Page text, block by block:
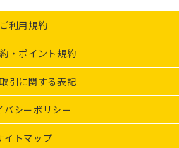
ご利用規約
・ポイント規約
引に関する表記
バシーポリシー
イトマップ